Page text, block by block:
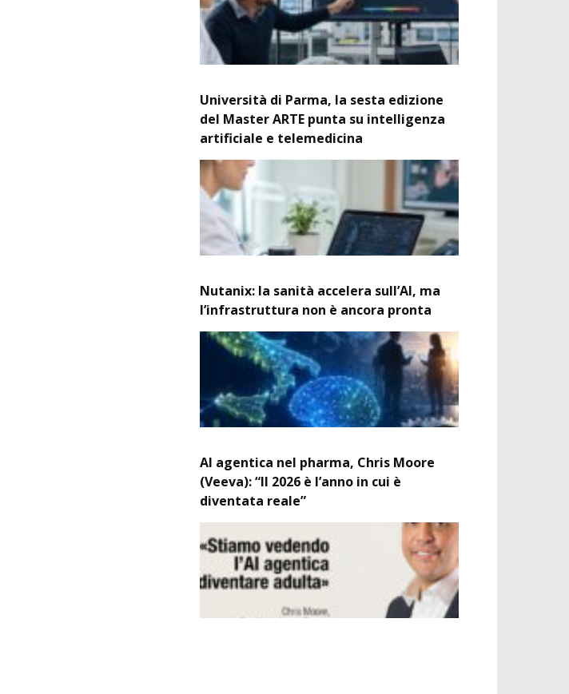
Università di Parma, la sesta edizione
del Master ARTE punta su intelligenza
artificiale e telemedicina
Nutanix: la sanità accelera sull’AI, ma
l’infrastruttura non è ancora pronta
AI agentica nel pharma, Chris Moore
(Veeva): “Il 2026 è l’anno in cui è
diventata reale”